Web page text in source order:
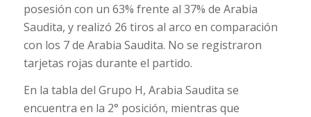
posesión con un 63% frente al 37% de Arabia
Saudita, y realizó 26 tiros al arco en comparación
con los 7 de Arabia Saudita. No se registraron
tarjetas rojas durante el partido.
En la tabla del Grupo H, Arabia Saudita se
encuentra en la 2° posición, mientras que